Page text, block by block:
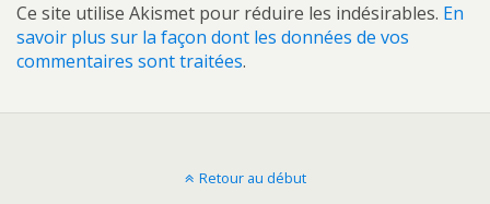
Ce site utilise Akismet pour réduire les indésirables. En
savoir plus sur la façon dont les données de vos
commentaires sont traitées.
Retour au début